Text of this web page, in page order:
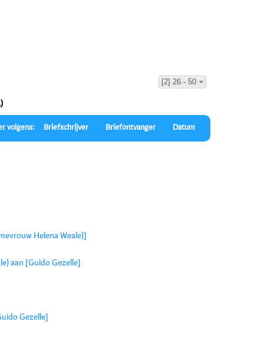
[2] 26 - 50
volgens: Briefschrijver Briefontvanger Datum
Helena Weale)]
aan [Guido Gezelle]
Gezelle]